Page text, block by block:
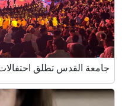
جامعة القدس تطلق